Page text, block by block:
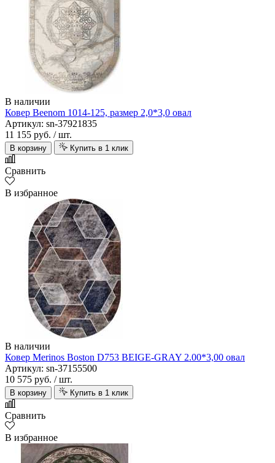
В наличии
Ковер Beenom 1014-125, размер 2,0*3,0 овал
Артикул: sn-37921835
11 155 руб. / шт.
В корзину Купить в 1 клик
Сравнить
В избранное
В наличии
Ковер Merinos Boston D753 BEIGE-GRAY 2.00*3,00 овал
Артикул: sn-37155500
10 575 руб. / шт.
В корзину Купить в 1 клик
Сравнить
В избранное